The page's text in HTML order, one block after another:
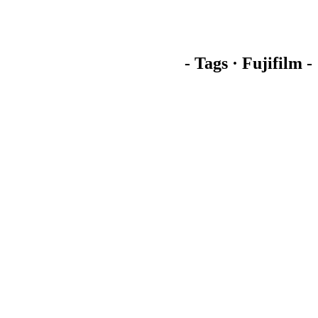
- Tags · Fujifilm -